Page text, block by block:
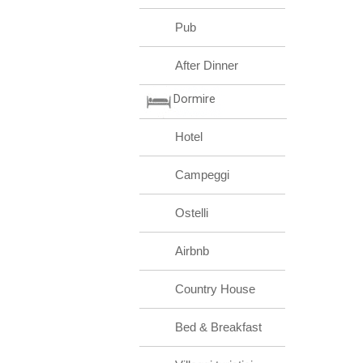
Pub
After Dinner
Dormire
Hotel
Campeggi
Ostelli
Airbnb
Country House
Bed & Breakfast